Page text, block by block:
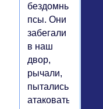
бездомные
псы. Они
забегали
в наш
двор,
рычали,
пытались
атаковать.